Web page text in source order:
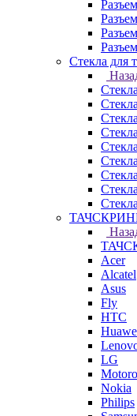
Стекла для
Acer
Alcatel
Asus
Fly
HTC
LG
Nokia
Philips